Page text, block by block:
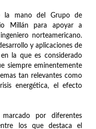
la mano del Grupo de
Millán para apoyar a
norteamericano.
y aplicaciones de
la que es considerado
siempre eminentemente
tan relevantes como
energética, el efecto
por diferentes
los que destaca el